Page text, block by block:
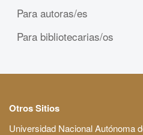
Para autoras/es
Para bibliotecarias/os
Otros Sitios
Universidad Nacional Autónoma